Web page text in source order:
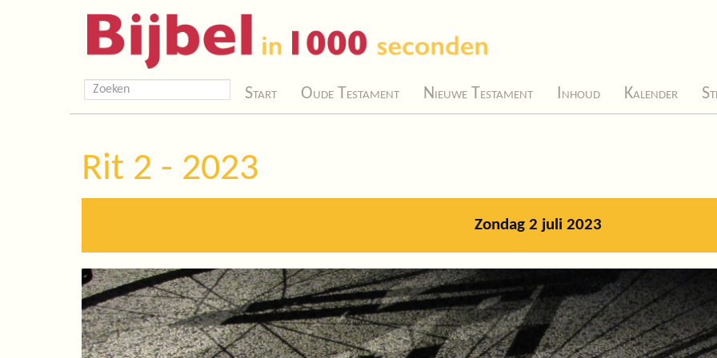
Start Oude Testament Nieuwe Testament Inhoud Kalender
Rit 2 - 2023
Zondag 2 juli 2023